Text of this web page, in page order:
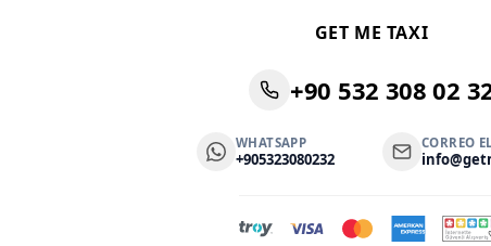
GET ME TAXI
+90 532 308 02
WHATSAPP
+905323080232
CORREO